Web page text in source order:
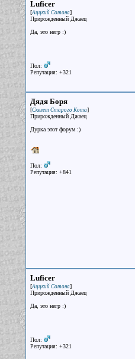
Luficer
[Аццкий Сотона]
Прирожденный Джаец
Да, это негр :)
Пол:
Репутация: +321
Дядя Боря
[Скелет Старого Кота]
Прирожденный Джаец
Дурка этот форум :)
Пол:
Репутация: +841
Luficer
[Аццкий Сотона]
Прирожденный Джаец
Да, это негр :)
Пол:
Репутация: +321